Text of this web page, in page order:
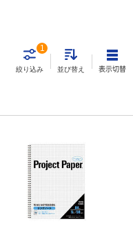
絞り込み
1
並び替え 表示切替